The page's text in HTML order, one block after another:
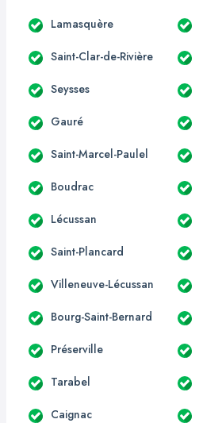
Lamasquère
Saint-Clar-de-Rivière
Seysses
Gauré
Saint-Marcel-Paulel
Boudrac
Lécussan
Saint-Plancard
Villeneuve-Lécussan
Bourg-Saint-Bernard
Préserville
Tarabel
Caignac